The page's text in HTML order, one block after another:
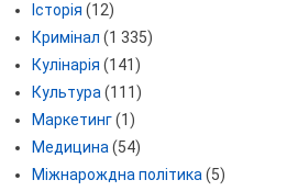
Історія (12)
Кримінал (1 335)
Кулінарія (141)
Культура(111)
Маркетинг(1)
Медицина(54)
Міжнарождна політика(5)